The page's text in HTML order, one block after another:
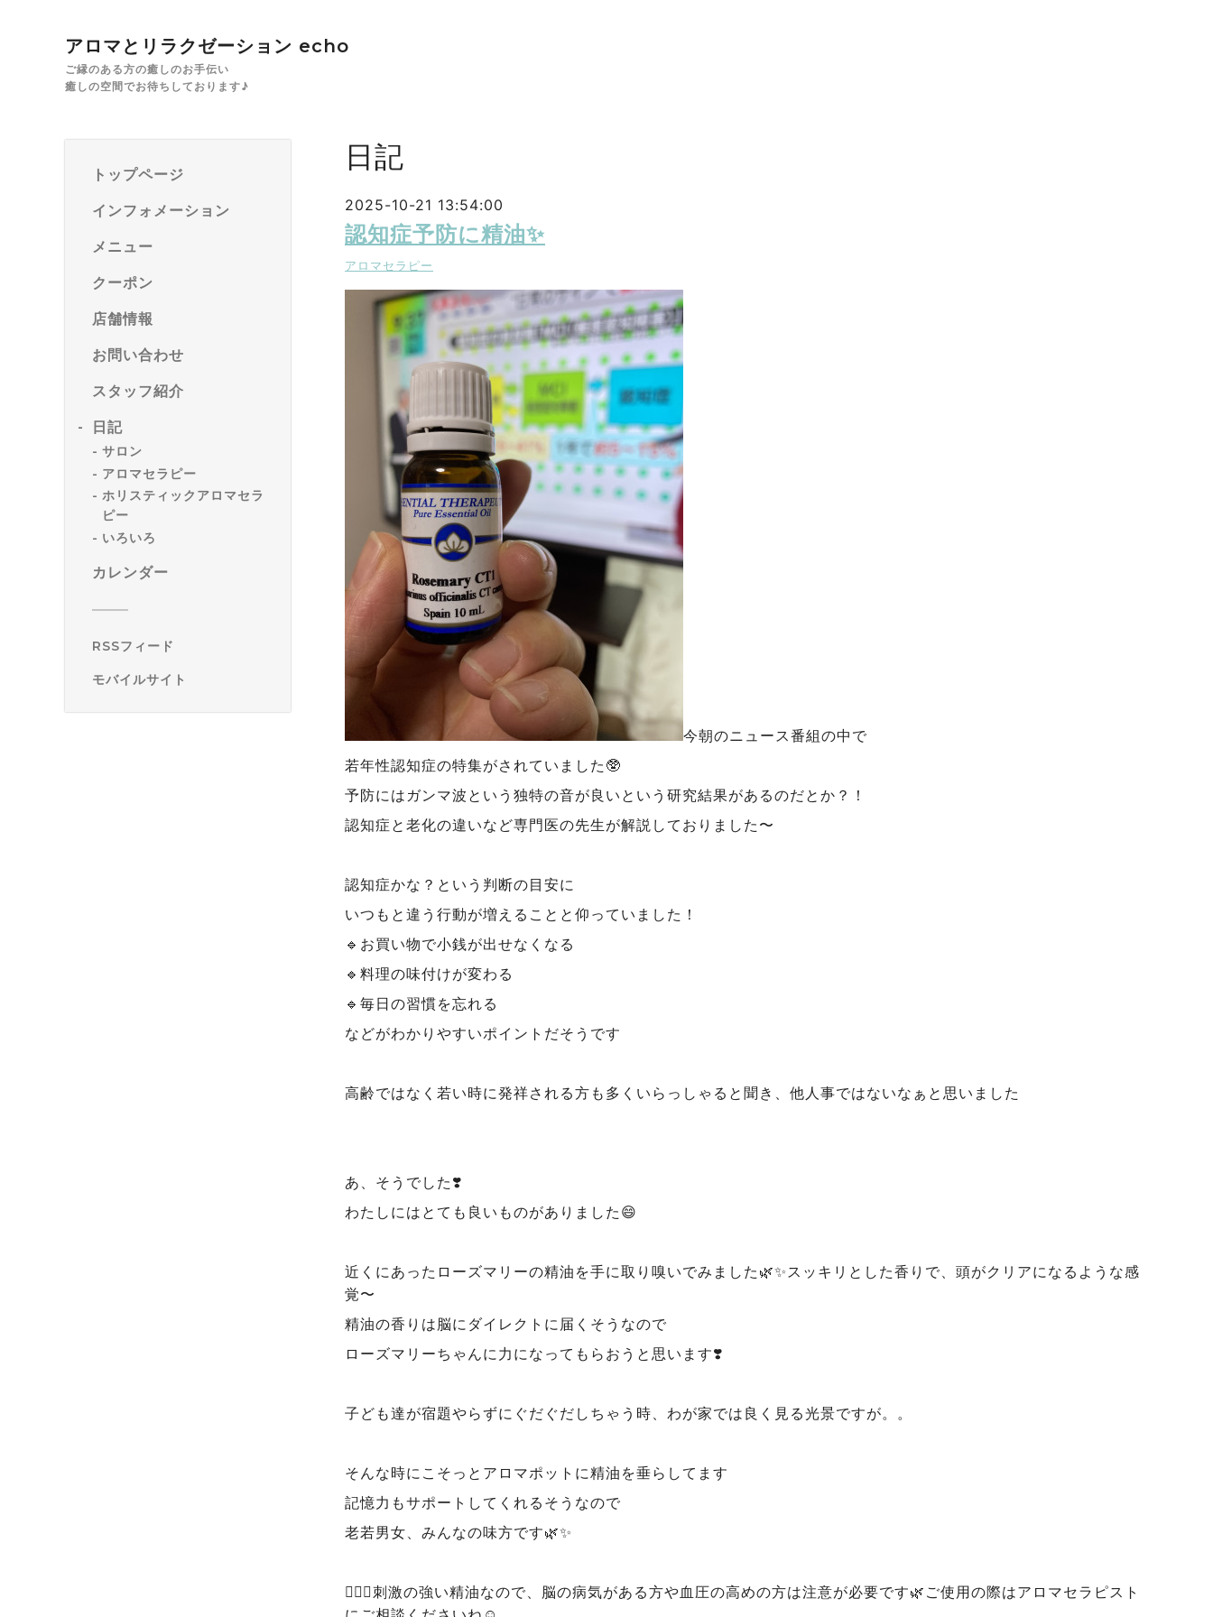
アロマとリラクゼーション echo
ご縁のある方の癒しのお手伝い
癒しの空間でお待ちしております♪
トップページ
インフォメーション
メニュー
クーポン
店舗情報
お問い合わせ
スタッフ紹介
日記
サロン
アロマセラピー
ホリスティックアロマセラ
ピー
いろいろ
カレンダー
RSSフィード
モバイルサイト
日記
2025-10-21 13:54:00
認知症予防に精油✨
アロマセラピー
今朝のニュース番組の中で
若年性認知症の特集がされていました🥸
予防にはガンマ波という独特の音が良いという研究結果があるのだとか？！
認知症と老化の違いなど専門医の先生が解説しておりました〜
認知症かな？という判断の目安に
いつもと違う行動が増えることと仰っていました！
🔹お買い物で小銭が出せなくなる
🔹料理の味付けが変わる
🔹毎日の習慣を忘れる
などがわかりやすいポイントだそうです
高齢ではなく若い時に発祥される方も多くいらっしゃると聞き、他人事ではないなぁと思いました
あ、そうでした❣️
わたしにはとても良いものがありました😄
近くにあったローズマリーの精油を手に取り嗅いでみました🌿✨スッキリとした香りで、頭がクリアになるような感
覚〜
精油の香りは脳にダイレクトに届くそうなので
ローズマリーちゃんに力になってもらおうと思います❣️
子ども達が宿題やらずにぐだぐだしちゃう時、わが家では良く見る光景ですが。。
そんな時にこそっとアロマポットに精油を垂らしてます
記憶力もサポートしてくれるそうなので
老若男女、みんなの味方です🌿✨
💁🏻‍♀️刺激の強い精油なので、脳の病気がある方や血圧の高めの方は注意が必要です🌿ご使用の際はアロマセラピスト